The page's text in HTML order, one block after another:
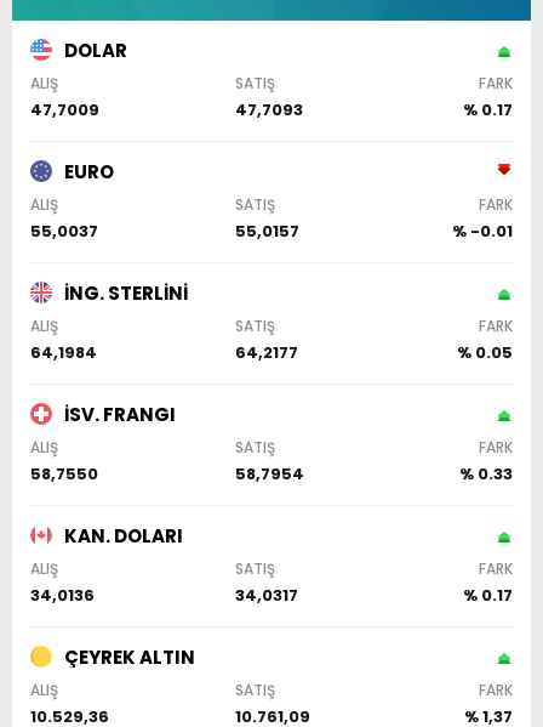
DOLAR
ALIŞ SATIŞ FARK
47,7009 47,7093 % 0.17
EURO
ALIŞ SATIŞ FARK
55,0037 55,0157 % -0.01
İNG. STERLİNİ
ALIŞ SATIŞ FARK
64,1984 64,2177 % 0.05
İSV. FRANGI
ALIŞ SATIŞ FARK
58,7550 58,7954 % 0.33
KAN. DOLARI
ALIŞ SATIŞ FARK
34,0136 34,0317 % 0.17
ÇEYREK ALTIN
ALIŞ SATIŞ FARK
10.529,36 10.761,09 % 1,37